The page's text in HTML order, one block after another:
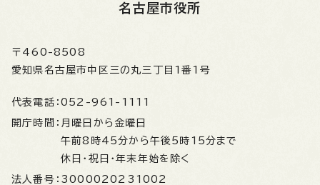
名古屋市役所
〒460-8508
愛知県名古屋市中区三の丸三丁目1番1号
代表電話： 052-961-1111
開庁時間： 月曜日から金曜日
午前8時45分から午後5時15分まで
休日・祝日・年末年始を除く
法人番号： 3000020231002